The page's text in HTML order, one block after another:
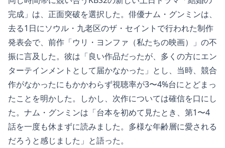
完成」は、正面突破を選択した。俳優ナム・グンミンは、
去る1日にソウル・九老区のザ・セイントで行われた制作
発表会で、前作「ウリ・ヨンファ（私たちの映画）」の不
振に言及した。彼は「良い作品だったが、多くの方にエン
ターテインメントとして届かなかった」とし、当時、競合
作がなかったにもかかわらず視聴率が3〜4%台にとどまっ
たことを明かした。しかし、次作については確信を口にし
た。ナム・グンミンは「台本を初めて見たとき、第1〜4
話を一度も休まずに読みました。多様な年齢層に愛される
だろうと感じました」と語った。